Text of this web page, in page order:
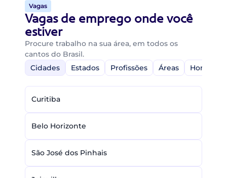
Vagas
Vagas de emprego onde você
estiver
Procure trabalho na sua área, em todos os
cantos do Brasil.
Cidades
Estados Profissões Áreas Home-
Curitiba
Belo Horizonte
São José dos Pinhais